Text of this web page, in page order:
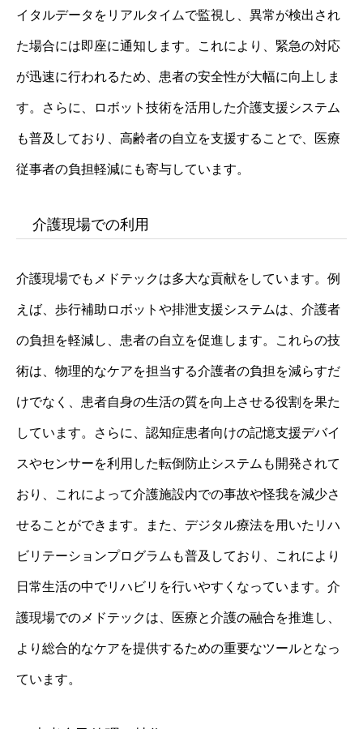
イタルデータをリアルタイムで監視し、異常が検出され
た場合には即座に通知します。これにより、緊急の対応
が迅速に行われるため、患者の安全性が大幅に向上しま
す。さらに、ロボット技術を活用した介護支援システム
も普及しており、高齢者の自立を支援することで、医療
従事者の負担軽減にも寄与しています。
介護現場での利用
介護現場でもメドテックは多大な貢献をしています。例
えば、歩行補助ロボットや排泄支援システムは、介護者
の負担を軽減し、患者の自立を促進します。これらの技
術は、物理的なケアを担当する介護者の負担を減らすだ
けでなく、患者自身の生活の質を向上させる役割を果た
しています。さらに、認知症患者向けの記憶支援デバイ
スやセンサーを利用した転倒防止システムも開発されて
おり、これによって介護施設内での事故や怪我を減少さ
せることができます。また、デジタル療法を用いたリハ
ビリテーションプログラムも普及しており、これにより
日常生活の中でリハビリを行いやすくなっています。介
護現場でのメドテックは、医療と介護の融合を推進し、
より総合的なケアを提供するための重要なツールとなっ
ています。